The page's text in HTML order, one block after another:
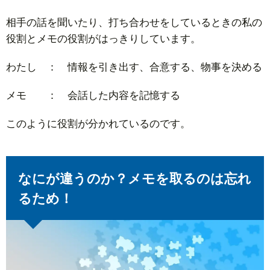
相手の話を聞いたり、打ち合わせをしているときの私の
役割とメモの役割がはっきりしています。
わたし ： 情報を引き出す、合意する、物事を決める
メモ ： 会話した内容を記憶する
このように役割が分かれているのです。
なにが違うのか？メモを取るのは忘れ
るため！